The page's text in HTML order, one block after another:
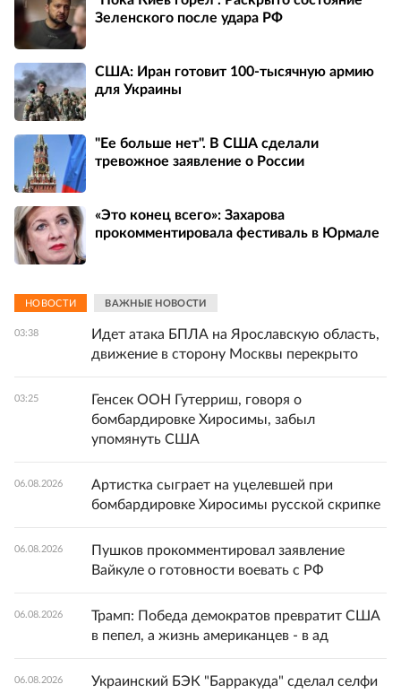
Зеленского после удара РФ
США: Иран готовит 100-тысячную армию
для Украины
"Ее больше нет". В США сделали
тревожное заявление о России
«Это конец всего»: Захарова
прокомментировала фестиваль в Юрмале
НОВОСТИ ВАЖНЫЕ НОВОСТИ
03:38
Идет атака БПЛА на Ярославскую область,
движение в сторону Москвы перекрыто
03:25
Генсек ООН Гутерриш, говоря о
бомбардировке Хиросимы, забыл
упомянуть США
06.08.2026
Артистка сыграет на уцелевшей при
бомбардировке Хиросимы русской скрипке
06.08.2026
Пушков прокомментировал заявление
Вайкуле о готовности воевать с РФ
06.08.2026
Трамп: Победа демократов превратит США
в пепел, а жизнь американцев - в ад
06.08.2026
Украинский БЭК "Барракуда" сделал селфи